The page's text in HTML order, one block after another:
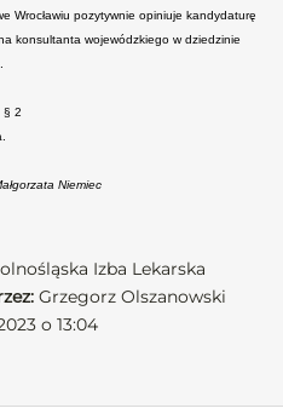
Wrocławiu pozytywnie opiniuje kandydaturę
konsultanta wojewódzkiego w dziedzinie
§ 2
Niemiec
Izba Lekarska
Grzegorz Olszanowski
o 13:04